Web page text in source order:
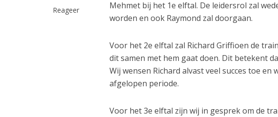
Reageer
Mehmet bij het 1e elftal. De leidersrol zal
worden en ook Raymond zal doorgaan.
Voor het 2e elftal zal Richard Griffioen de
dit samen met hem gaat doen. Dit betekent
Wij wensen Richard alvast veel succes toe
afgelopen periode.
Voor het 3e elftal zijn wij in gesprek om de